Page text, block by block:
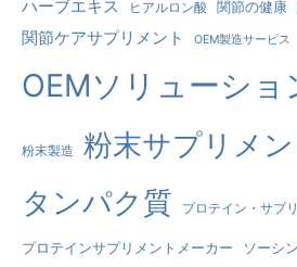
ハーブエキス ヒアルロン酸 関節の健康
関節ケアサプリメント OEM製造サービス
OEMソリューショ
粉末製造 粉末サプリメ
タンパク質 プロテイン・サプ
プロテインサプリメントメーカー ソーシ